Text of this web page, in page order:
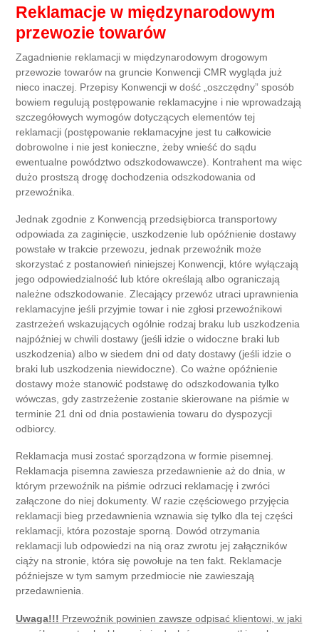
Reklamacje w międzynarodowym
przewozie towarów
Zagadnienie reklamacji w międzynarodowym drogowym
przewozie towarów na gruncie Konwencji CMR wygląda już
nieco inaczej. Przepisy Konwencji w dość „oszczędny” sposób
bowiem regulują postępowanie reklamacyjne i nie wprowadzają
szczegółowych wymogów dotyczących elementów tej
reklamacji (postępowanie reklamacyjne jest tu całkowicie
dobrowolne i nie jest konieczne, żeby wnieść do sądu
ewentualne powództwo odszkodowawcze). Kontrahent ma więc
dużo prostszą drogę dochodzenia odszkodowania od
przewoźnika.
Jednak zgodnie z Konwencją przedsiębiorca transportowy
odpowiada za zaginięcie, uszkodzenie lub opóźnienie dostawy
powstałe w trakcie przewozu, jednak przewoźnik może
skorzystać z postanowień niniejszej Konwencji, które wyłączają
jego odpowiedzialność lub które określają albo ograniczają
należne odszkodowanie. Zlecający przewóz utraci uprawnienia
reklamacyjne jeśli przyjmie towar i nie zgłosi przewoźnikowi
zastrzeżeń wskazujących ogólnie rodzaj braku lub uszkodzenia
najpóźniej w chwili dostawy (jeśli idzie o widoczne braki lub
uszkodzenia) albo w siedem dni od daty dostawy (jeśli idzie o
braki lub uszkodzenia niewidoczne). Co ważne opóźnienie
dostawy może stanowić podstawę do odszkodowania tylko
wówczas, gdy zastrzeżenie zostanie skierowane na piśmie w
terminie 21 dni od dnia postawienia towaru do dyspozycji
odbiorcy.
Reklamacja musi zostać sporządzona w formie pisemnej.
Reklamacja pisemna zawiesza przedawnienie aż do dnia, w
którym przewoźnik na piśmie odrzuci reklamację i zwróci
załączone do niej dokumenty. W razie częściowego przyjęcia
reklamacji bieg przedawnienia wznawia się tylko dla tej części
reklamacji, która pozostaje sporną. Dowód otrzymania
reklamacji lub odpowiedzi na nią oraz zwrotu jej załączników
ciąży na stronie, która się powołuje na ten fakt. Reklamacje
późniejsze w tym samym przedmiocie nie zawieszają
przedawnienia.
Uwaga!!! Przewoźnik powinien zawsze odpisać klientowi, w jaki